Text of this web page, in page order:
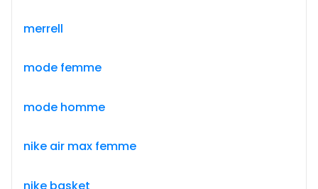
merrell
mode femme
mode homme
nike air max femme
nike basket